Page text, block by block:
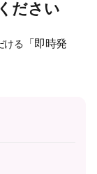
ださい
ける 「即時発